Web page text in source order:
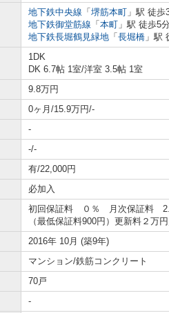
地下鉄中央線 「 堺筋本町 」駅 徒歩
地下鉄御堂筋線 「 本町 」駅 徒歩5
地下鉄長堀鶴見緑地 「 長堀橋 」駅
1DK
DK 6.7帖 1室/洋室 3.5帖 1室
9.8万円
0ヶ月/15.9万円/-
-
-/-
有/22,000円
必加入
初回保証料 ０％ 月次保証料
（最低保証料900円）更新料２万
2016年 10月 (築9年)
マンション/鉄筋コンクリート
70戸
-